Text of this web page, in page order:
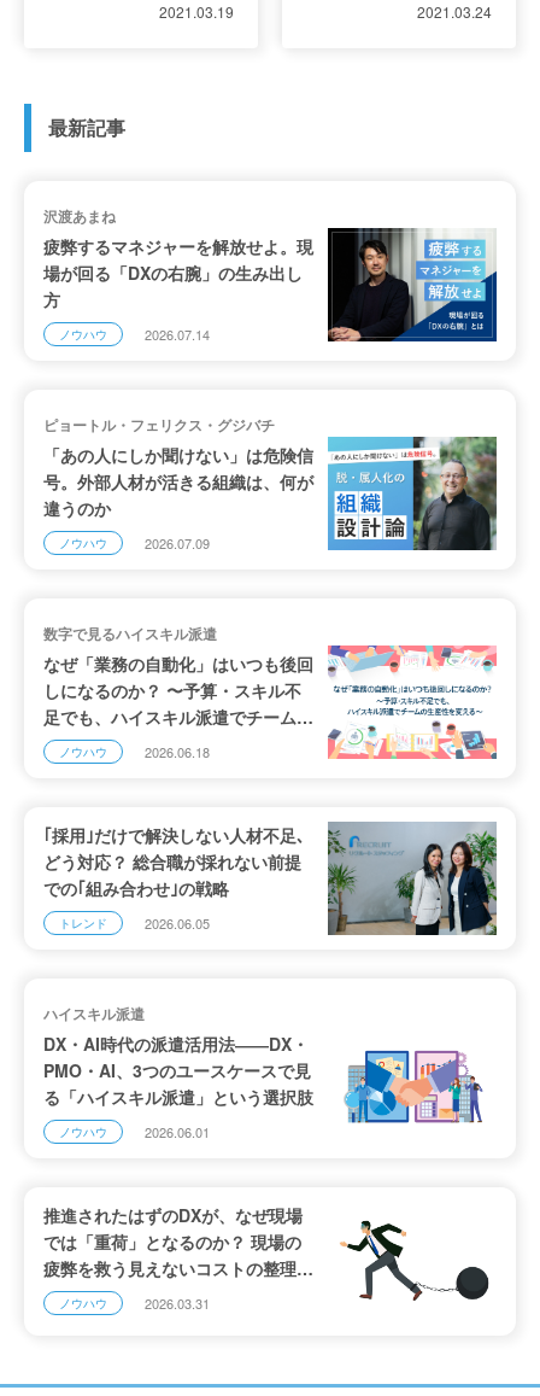
2021.03.19 2021.03.24
最新記事
沢渡あまね
疲弊するマネジャーを解放せよ。現
場が回る「DXの右腕」の生み出し
方
ノウハウ 2026.07.14
ピョートル・フェリクス・グジバチ
「あの人にしか聞けない」は危険信
号。外部人材が活きる組織は、何が
違うのか
ノウハウ 2026.07.09
数字で見るハイスキル派遣
なぜ「業務の自動化」はいつも後回
しになるのか？ 〜予算・スキル不
足でも、ハイスキル派遣でチームの
生産性を変える〜
ノウハウ 2026.06.18
｢採用｣だけで解決しない人材不足､
どう対応？ 総合職が採れない前提
での｢組み合わせ｣の戦略
トレンド 2026.06.05
ハイスキル派遣
DX・AI時代の派遣活用法――DX・
PMO・AI、3つのユースケースで見
る「ハイスキル派遣」という選択肢
ノウハウ 2026.06.01
推進されたはずのDXが、なぜ現場
では「重荷」となるのか？ 現場の
疲弊を救う見えないコストの整理
と、デジタル人材派遣の高度な活用
法
ノウハウ 2026.03.31